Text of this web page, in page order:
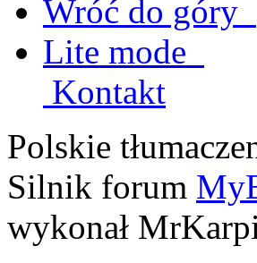
Wróć do góry
Lite mode
Kontakt
Polskie
Silnik forum
wykonał